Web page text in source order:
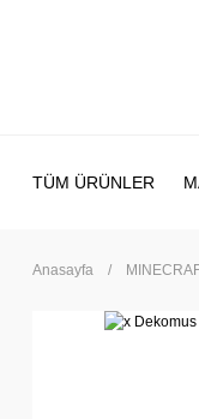
TÜM ÜRÜNLER
Anasayfa